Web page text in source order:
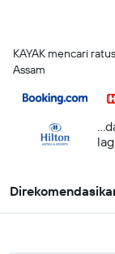
KAYAK mencari
Assam